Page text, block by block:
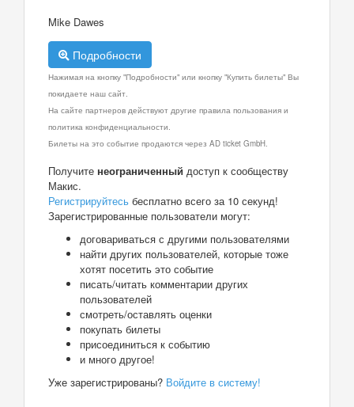
Mike Dawes
Подробности
Нажимая на кнопку "Подробности" или кнопку "Купить билеты" Вы
покидаете наш сайт.
На сайте партнеров действуют другие правила пользования и
политика конфиденциальности.
Билеты на это событие продаются через AD ticket GmbH.
Получите неограниченный доступ к сообществу
Макис.
Регистрируйтесь бесплатно всего за 10 секунд!
Зарегистрированные пользователи могут:
договариваться с другими пользователями
найти других пользователей, которые тоже
хотят посетить это событие
писать/читать комментарии других
пользователей
смотреть/оставлять оценки
покупать билеты
присоединиться к событию
и много другое!
Уже зарегистрированы? Войдите в систему!